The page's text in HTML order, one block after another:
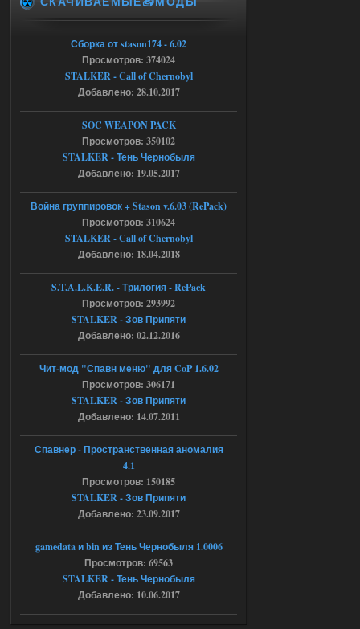
STCoP WP 3.4
Stalker-Mods-Clan-su
Доступно только для пользователей
Ответить ➤
Объединенный Пак 2 + OGSR +
STCoP WP 3.4
Доступно только для пользователей
Ответить ➤
04.08.2026
Объединенный Пак 2 + OGSR +
STCoP WP 3.4
Доступно только для пользователей
Ответить ➤
Объединенный Пак 2 + OGSR +
STCoP WP 3.4
Stalker-Mods-Clan-su
Доступно только для пользователей
Ответить ➤
04.08.2026
Сборка от stason174 - 6.02
Просмотров: 374024
STALKER - Call of Chernobyl
Добавлено: 28.10.2017
SOC WEAPON PACK
Просмотров: 350102
STALKER - Тень Чернобыля
Добавлено: 19.05.2017
Война группировок + Stason v.6.03 (RePack)
Просмотров: 310624
STALKER - Call of Chernobyl
Добавлено: 18.04.2018
S.T.A.L.K.E.R. - Трилогия - RePack
Просмотров: 293992
STALKER - Зов Припяти
Добавлено: 02.12.2016
Чит-мод "Спавн меню" для CoP 1.6.02
Просмотров: 306171
STALKER - Зов Припяти
Добавлено: 14.07.2011
Спавнер - Пространственная аномалия
4.1
Просмотров: 150185
STALKER - Зов Припяти
Добавлено: 23.09.2017
gamedata и bin из Тень Чернобыля 1.0006
Просмотров: 69563
STALKER - Тень Чернобыля
Добавлено: 10.06.2017